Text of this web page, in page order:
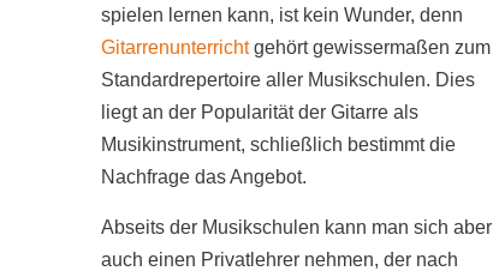
spielen lernen kann, ist kein Wunder, denn
Gitarrenunterrichtgehört gewissermaßen zum
Standardrepertoire aller Musikschulen. Dies
liegt an der Popularität der Gitarre als
Musikinstrument, schließlich bestimmt die
Nachfrage das Angebot.
Abseits der Musikschulen kann man sich aber
auch einen Privatlehrer nehmen, der nach